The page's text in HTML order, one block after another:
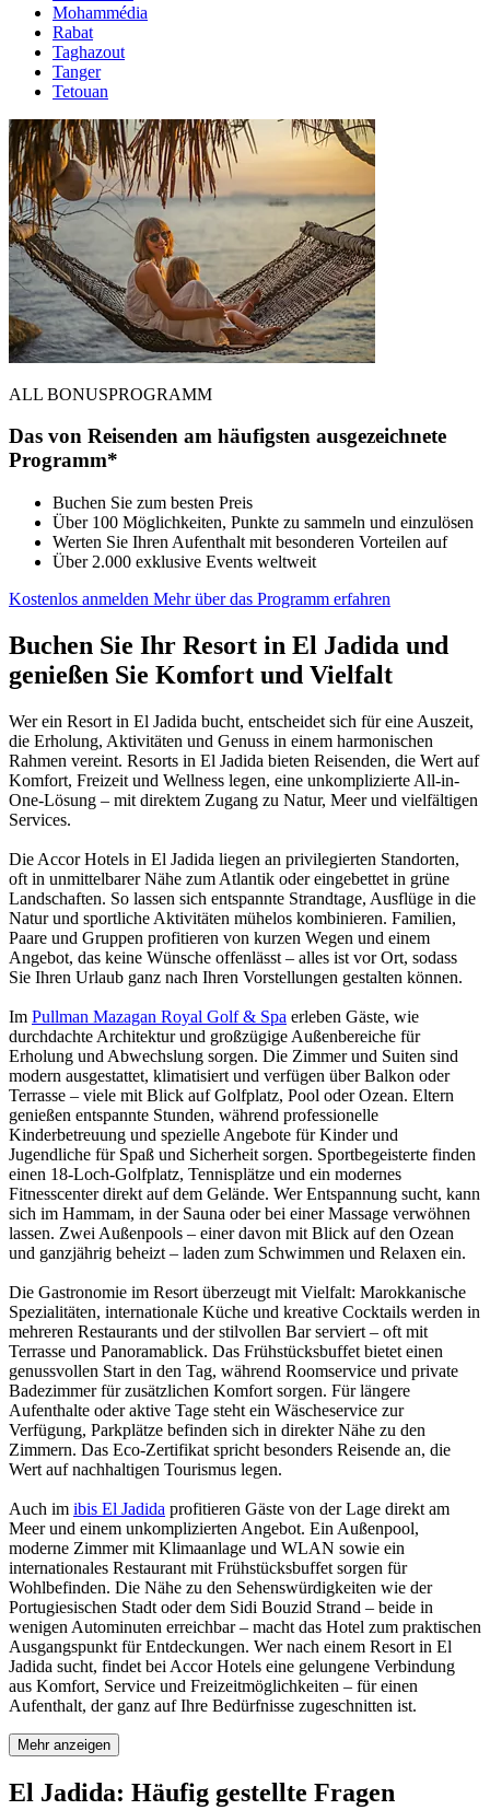
Mohammédia
Rabat
Taghazout
Tanger
Tetouan
ALL BONUSPROGRAMM
Das von Reisenden am häufigsten ausgezeichnete
Programm*
Buchen Sie zum besten Preis
Über 100 Möglichkeiten, Punkte zu sammeln und einzulösen
Werten Sie Ihren Aufenthalt mit besonderen Vorteilen auf
Über 2.000 exklusive Events weltweit
Kostenlos anmelden Mehr über das Programm erfahren
Buchen Sie Ihr Resort in El Jadida und
genießen Sie Komfort und Vielfalt
Wer ein Resort in El Jadida bucht, entscheidet sich für eine Auszeit,
die Erholung, Aktivitäten und Genuss in einem harmonischen
Rahmen vereint. Resorts in El Jadida bieten Reisenden, die Wert auf
Komfort, Freizeit und Wellness legen, eine unkomplizierte All-in-
One-Lösung – mit direktem Zugang zu Natur, Meer und vielfältigen
Services.
Die Accor Hotels in El Jadida liegen an privilegierten Standorten,
oft in unmittelbarer Nähe zum Atlantik oder eingebettet in grüne
Landschaften. So lassen sich entspannte Strandtage, Ausflüge in die
Natur und sportliche Aktivitäten mühelos kombinieren. Familien,
Paare und Gruppen profitieren von kurzen Wegen und einem
Angebot, das keine Wünsche offenlässt – alles ist vor Ort, sodass
Sie Ihren Urlaub ganz nach Ihren Vorstellungen gestalten können.
Im Pullman Mazagan Royal Golf & Spa erleben Gäste, wie
durchdachte Architektur und großzügige Außenbereiche für
Erholung und Abwechslung sorgen. Die Zimmer und Suiten sind
modern ausgestattet, klimatisiert und verfügen über Balkon oder
Terrasse – viele mit Blick auf Golfplatz, Pool oder Ozean. Eltern
genießen entspannte Stunden, während professionelle
Kinderbetreuung und spezielle Angebote für Kinder und
Jugendliche für Spaß und Sicherheit sorgen. Sportbegeisterte finden
einen 18-Loch-Golfplatz, Tennisplätze und ein modernes
Fitnesscenter direkt auf dem Gelände. Wer Entspannung sucht, kann
sich im Hammam, in der Sauna oder bei einer Massage verwöhnen
lassen. Zwei Außenpools – einer davon mit Blick auf den Ozean
und ganzjährig beheizt – laden zum Schwimmen und Relaxen ein.
Die Gastronomie im Resort überzeugt mit Vielfalt: Marokkanische
Spezialitäten, internationale Küche und kreative Cocktails werden in
mehreren Restaurants und der stilvollen Bar serviert – oft mit
Terrasse und Panoramablick. Das Frühstücksbuffet bietet einen
genussvollen Start in den Tag, während Roomservice und private
Badezimmer für zusätzlichen Komfort sorgen. Für längere
Aufenthalte oder aktive Tage steht ein Wäscheservice zur
Verfügung, Parkplätze befinden sich in direkter Nähe zu den
Zimmern. Das Eco-Zertifikat spricht besonders Reisende an, die
Wert auf nachhaltigen Tourismus legen.
Auch im ibis El Jadida profitieren Gäste von der Lage direkt am
Meer und einem unkomplizierten Angebot. Ein Außenpool,
moderne Zimmer mit Klimaanlage und WLAN sowie ein
internationales Restaurant mit Frühstücksbuffet sorgen für
Wohlbefinden. Die Nähe zu den Sehenswürdigkeiten wie der
Portugiesischen Stadt oder dem Sidi Bouzid Strand – beide in
wenigen Autominuten erreichbar – macht das Hotel zum praktischen
Ausgangspunkt für Entdeckungen. Wer nach einem Resort in El
Jadida sucht, findet bei Accor Hotels eine gelungene Verbindung
aus Komfort, Service und Freizeitmöglichkeiten – für einen
Aufenthalt, der ganz auf Ihre Bedürfnisse zugeschnitten ist.
Mehr anzeigen
El Jadida: Häufig gestellte Fragen